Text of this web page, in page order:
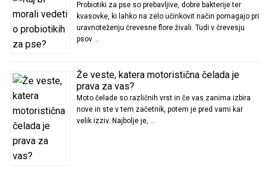
Probiotiki za pse so prebavljive, dobre bakterije ter
kvasovke, ki lahko na zelo učinkovit način pomagajo pri
uravnoteženju črevesne flore živali. Tudi v črevesju
psov …
Že veste, katera motoristična čelada je
prava za vas?
Moto čelade so različnih vrst in če vas zanima izbira
nove in ste v tem začetnik, potem je pred vami kar
velik izziv. Najbolje je, …